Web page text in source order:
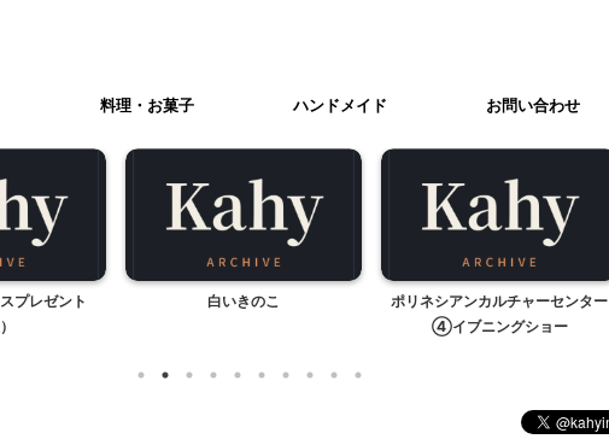
料理・お菓子 ハンドメイド お問い合わせ
プレゼント
白いきのこ
ポリネシアンカルチャーセンター
④イブニングショー